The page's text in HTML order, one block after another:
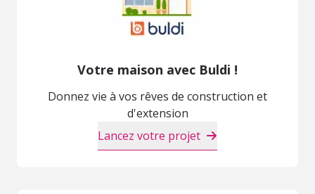
Votre maison avec Buldi !
Donnez vie à vos rêves de construction et
d'extension
Lancez votre projet